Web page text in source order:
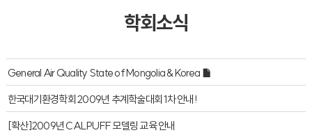
학회소식
General Air Quality State of Mongolia & Korea
한국대기환경학회 2009년 추계학술대회 1차 안내!
[확산]2009년 CALPUFF 모델링 교육 안내